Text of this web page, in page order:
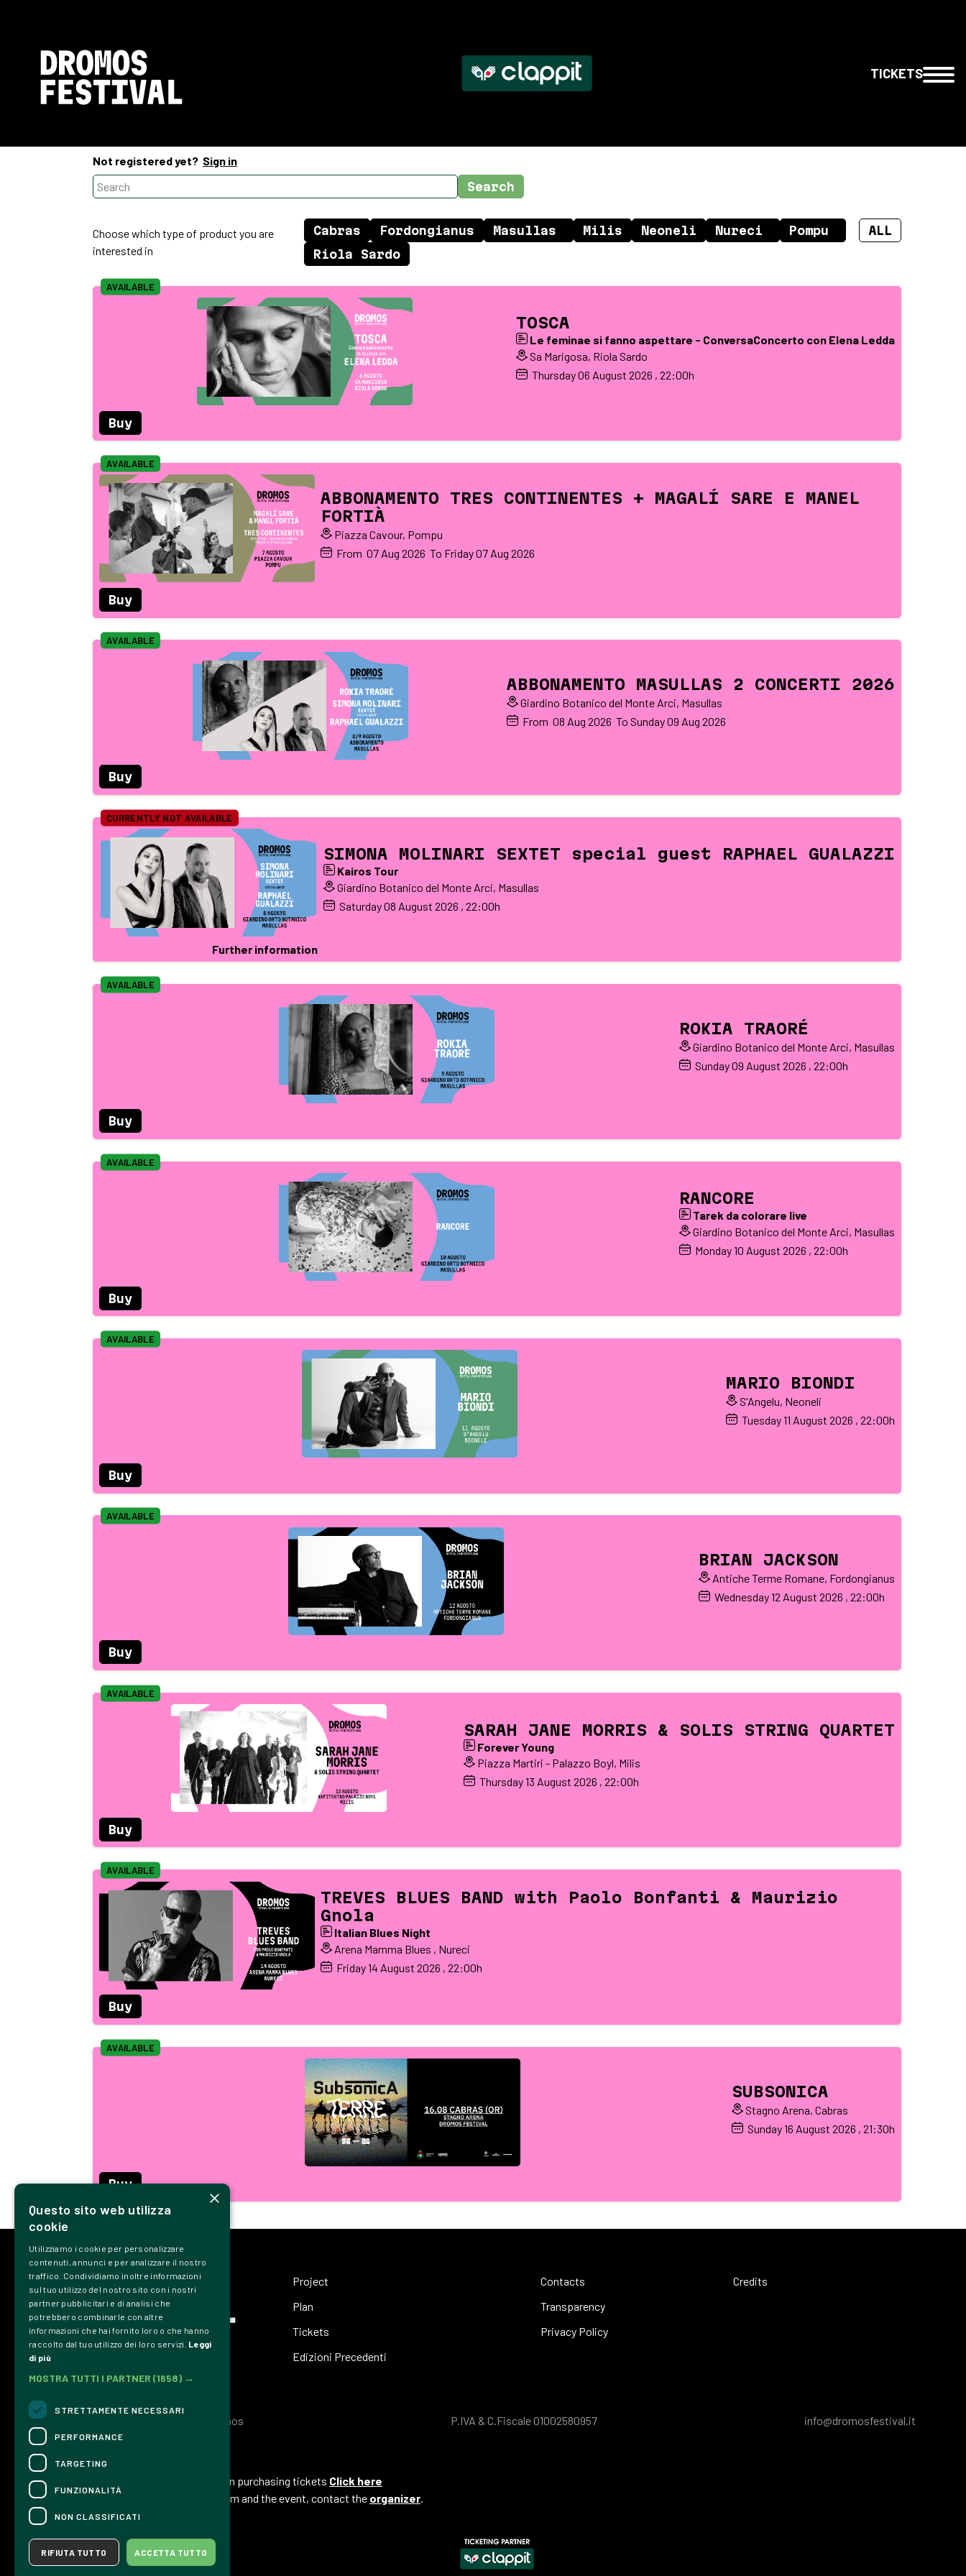
TICKETS
Not registered yet? Sign in
Choose which type of product you are
interested in
TOSCA
Le feminae si fanno aspettare - ConversaConcerto con Elena Ledda
Sa Marigosa, Riola Sardo
Thursday06 August 2026 , 22:00h
AVAILABLE
Buy
ABBONAMENTO TRES CONTINENTES + MAGALÍ SARE E MANEL
FORTIÀ
Piazza Cavour, Pompu
From 07 Aug 2026 To Friday07 Aug 2026
AVAILABLE
Buy
ABBONAMENTO MASULLAS 2 CONCERTI 2026
Giardino Botanico del Monte Arci, Masullas
From 08 Aug 2026 To Sunday09 Aug 2026
AVAILABLE
Buy
SIMONA MOLINARI SEXTET special guest RAPHAEL GUALAZZI
Kairos Tour
Giardino Botanico del Monte Arci, Masullas
Saturday08 August 2026 , 22:00h
CURRENTLY NOT AVAILABLE
Further information
ROKIA TRAORÉ
Giardino Botanico del Monte Arci, Masullas
Sunday09 August 2026 , 22:00h
AVAILABLE
Buy
RANCORE
Tarek da colorare live
Giardino Botanico del Monte Arci, Masullas
Monday10 August 2026 , 22:00h
AVAILABLE
Buy
MARIO BIONDI
S'Angelu, Neoneli
Tuesday11 August 2026 , 22:00h
AVAILABLE
Buy
BRIAN JACKSON
Antiche Terme Romane, Fordongianus
Wednesday12 August 2026 , 22:00h
AVAILABLE
Buy
SARAH JANE MORRIS & SOLIS STRING QUARTET
Forever Young
Piazza Martiri - Palazzo Boyl, Milis
Thursday13 August 2026 , 22:00h
AVAILABLE
Buy
TREVES BLUES BAND with Paolo Bonfanti & Maurizio
Gnola
Italian Blues Night
Arena Mamma Blues , Nureci
Friday14 August 2026 , 22:00h
AVAILABLE
Buy
SUBSONICA
Stagno Arena, Cabras
Sunday16 August 2026 , 21:30h
AVAILABLE
Buy
Project
Plan
Tickets
Edizioni Precedenti
Contacts
Transparency
Privacy Policy
Credits
Associazione Culturale Dromos P.IVA & C.Fiscale 01002580957 info@dromosfestival.it
CONTACTS
For information and support in purchasing tickets Click here
For information on the program and the event, contact the organizer.
Accessibility statement
×
Questo sito web utilizza
cookie
Utilizziamo i cookie per personalizzare
contenuti, annunci e per analizzare il nostro
traffico. Condividiamo inoltre informazioni
sul tuo utilizzo del nostro sito con i nostri
partner pubblicitari e di analisi che
potrebbero combinarle con altre
informazioni che hai fornito loro o che hanno
raccolto dal tuo utilizzo dei loro servizi. Leggi
di più
MOSTRA TUTTI I PARTNER (1658) →
STRETTAMENTE NECESSARI
PERFORMANCE
TARGETING
FUNZIONALITÀ
NON CLASSIFICATI
ACCETTA TUTTO
RIFIUTA TUTTO